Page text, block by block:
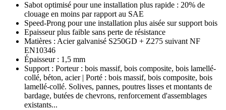
Sabot optimisé pour une installation plus rapide : 20% de
clouage en moins par rapport au SAE
Speed-Prong pour une installation plus aisée sur support bois
Epaisseur plus faible sans perte de résistance
Matières : Acier galvanisé S250GD + Z275 suivant NF
EN10346
Épaisseur : 1,5 mm
Support : Porteur : bois massif, bois composite, bois lamellé-
collé, béton, acier | Porté : bois massif, bois composite, bois
lamellé-collé. Solives, pannes, poutres lisses et montants de
bardage, butées de chevrons, renforcement d'assemblages
existants...